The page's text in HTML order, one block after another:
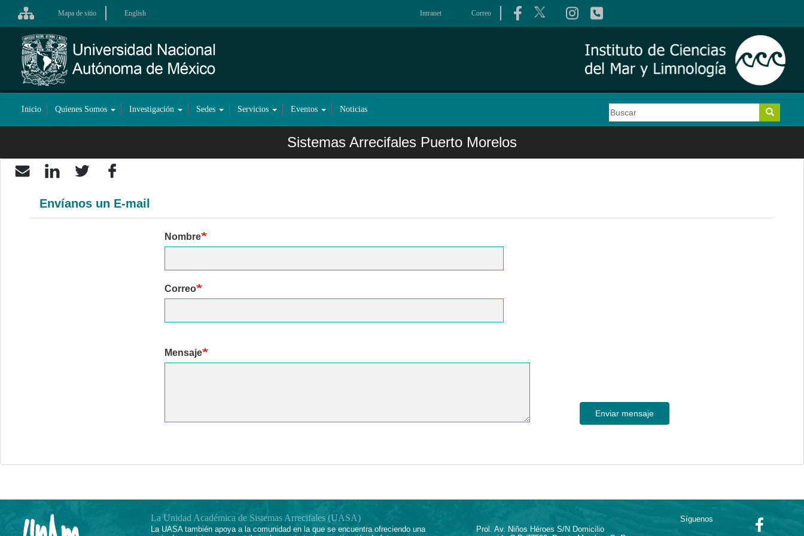
Pasar
contenido
principal
Mapa de sitio English Intranet Correo
Navegación
Inicio Quienes Somos Investigación Sedes Servicios Eventos Noticias
Search
Buscar Buscar
Sistemas Arrecifales Puerto Morelos
Envíanos un E-mail
Nombre
Correo
Mensaje
Enviar mensaje
La Unidad Académica de Sistemas Arrecifales (UASA)
La UASA también apoya a la comunidad en la que se encuentra ofreciendo una
Prol. Av. Niños Héroes S/N Domicilio
Síguenos